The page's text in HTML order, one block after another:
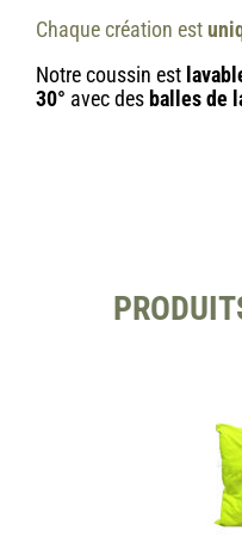
Chaque création est
Notre coussin est
30° avec des balles de